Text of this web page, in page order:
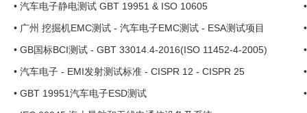
• 汽车电子静电测试 GBT 19951 & ISO 10605
• 广州 挖掘机EMC测试 - 汽车电子EMC测试 - ESA测试项目
• GB国标BCI测试 - GBT 33014.4-2016(ISO 11452-4-2005)
• 汽车电子 - EMI发射测试标准 - CISPR 12 - CISPR 25
• GBT 19951汽车电子ESD测试